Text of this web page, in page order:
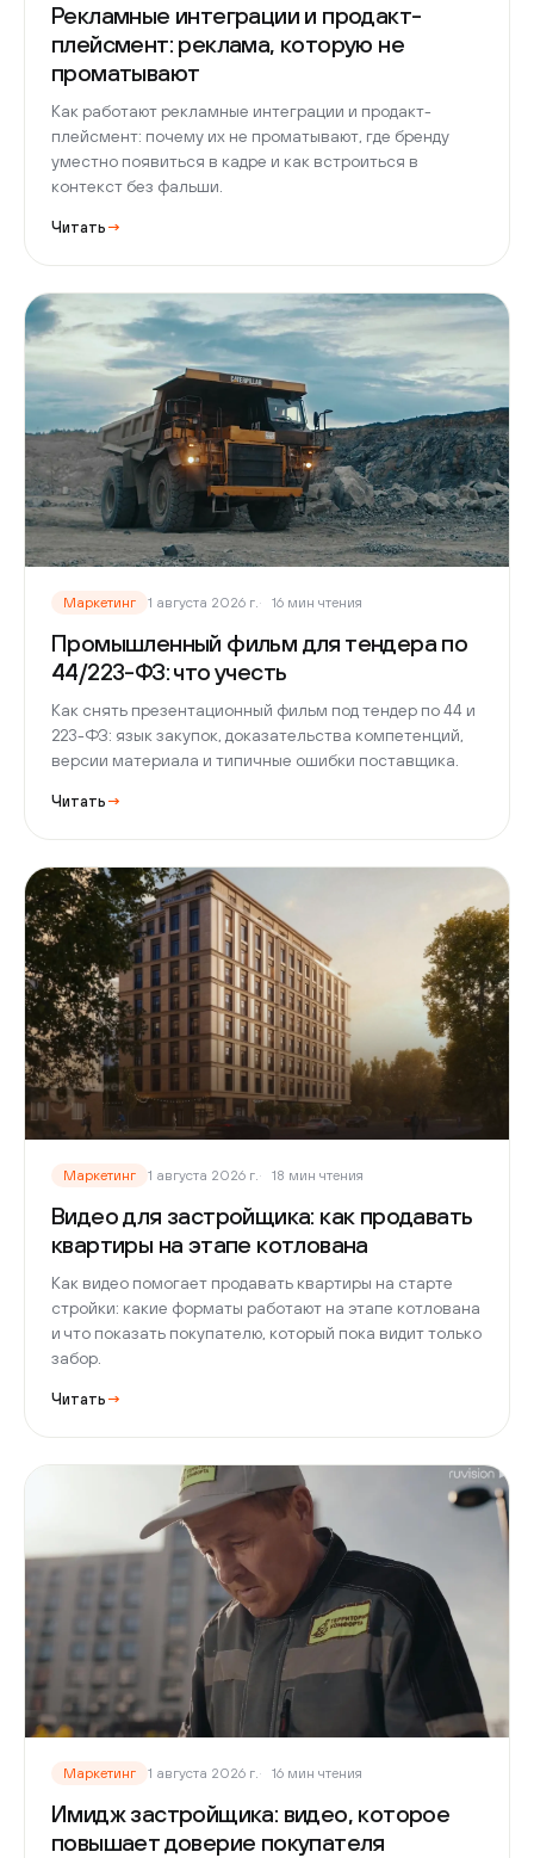
Рекламные интеграции и продакт-
плейсмент: реклама, которую не
проматывают
Как работают рекламные интеграции и продакт-
плейсмент: почему их не проматывают, где бренду
уместно появиться в кадре и как встроиться в
контекст без фальши.
Читать →
Маркетинг 1 августа 2026 г. 16 мин чтения
Промышленный фильм для тендера по
44/223-ФЗ: что учесть
Как снять презентационный фильм под тендер по 44 и
223-ФЗ: язык закупок, доказательства компетенций,
версии материала и типичные ошибки поставщика.
Читать →
Маркетинг 1 августа 2026 г. 18 мин чтения
Видео для застройщика: как продавать
квартиры на этапе котлована
Как видео помогает продавать квартиры на старте
стройки: какие форматы работают на этапе котлована
и что показать покупателю, который пока видит только
забор.
Читать →
Маркетинг 1 августа 2026 г. 16 мин чтения
Имидж застройщика: видео, которое
повышает доверие покупателя